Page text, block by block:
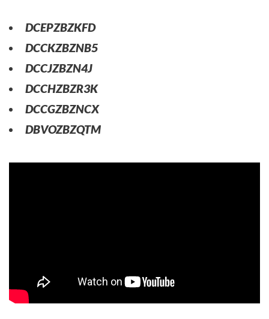
DCEPZBZKFD
DCCKZBZNB5
DCCJZBZN4J
DCCHZBZR3K
DCCGZBZNCX
DBVOZBZQTM